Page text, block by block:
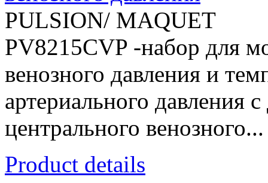
PULSION/ MAQUET
PV8215CVP -набор для
венозного давления и
артериального давления
центрального венозного...
Product details